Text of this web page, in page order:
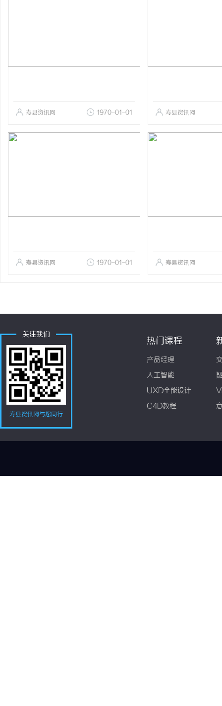
寿县资讯网 1970-01-01 寿县资讯网
寿县资讯网 1970-01-01 寿县资讯网
关注我们
寿县资讯网与您同行
热门课程
产品经理
人工智能
UXD全能设计
C4D教程